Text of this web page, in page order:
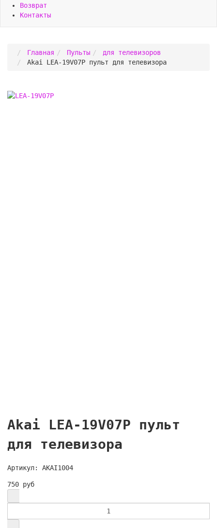
Возврат
Контакты
Главная Пульты
для телевизоров
Akai LEA-19V07P пульт для телевизора
Akai LEA-19V07P пульт
для телевизора
Артикул: AKAI1004
750 руб